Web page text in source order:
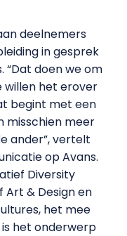
deelnemers
in gesprek
“Dat doen we om
willen het erover
begint met een
misschien meer
ander”, vertelt
op Avans.
Diversity
Art & Design en
het mee
is het onderwerp